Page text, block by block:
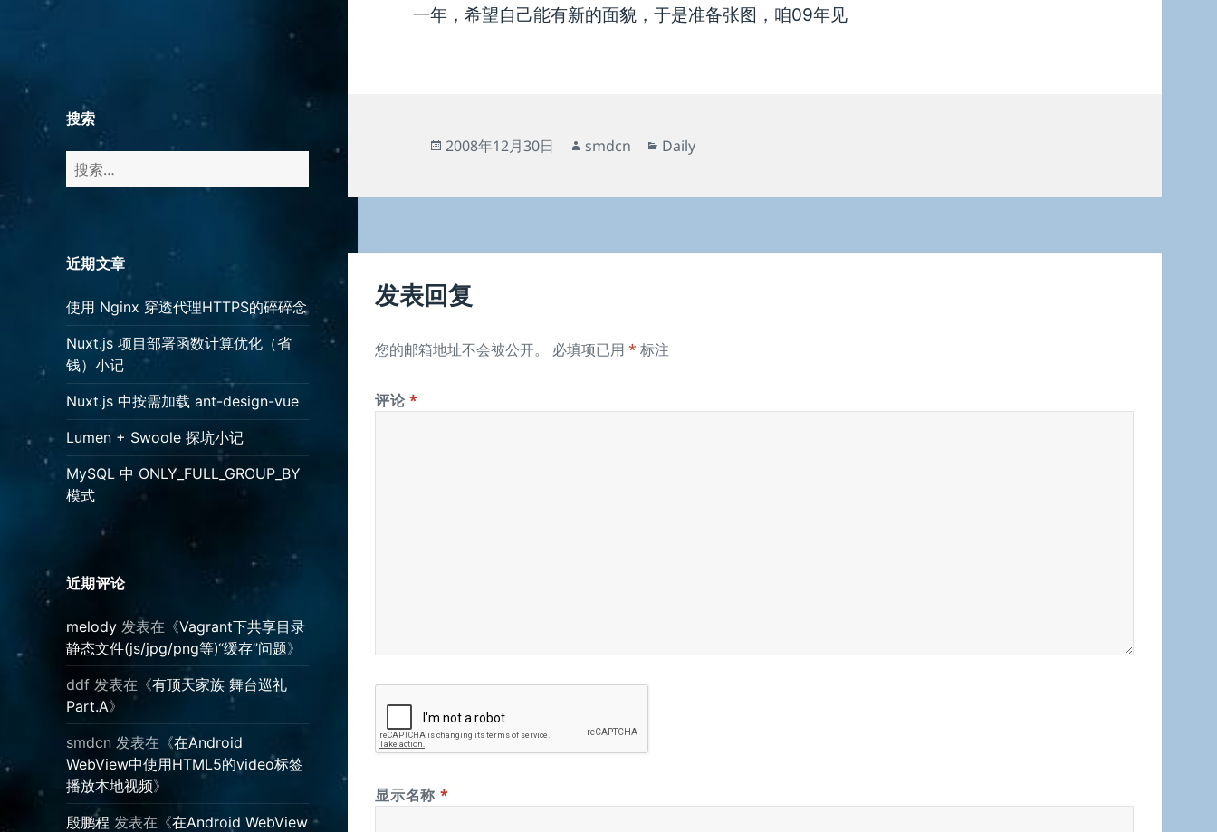
搜索
搜
索：
近期文章
使用 Nginx 穿透代理HTTPS的碎碎念
Nuxt.js 项目部署函数计算优化（省
钱）小记
Nuxt.js 中按需加载 ant-design-vue
Lumen + Swoole 探坑小记
MySQL 中 ONLY_FULL_GROUP_BY
模式
近期评论
melody发表在《Vagrant下共享目录
静态文件(js/jpg/png等)“缓存”问题》
ddf发表在《有顶天家族 舞台巡礼
Part.A》
smdcn 发表在《在Android
WebView中使用HTML5的video标签
播放本地视频》
殷鹏程 发表在《在Android WebView
一年，希望自己能有新的面貌，于是准备张图，咱09年见
发
2008年12月30日
作
smdcn
分
Daily
发表回复
您的邮箱地址不会被公开。 必填项已用* 标注
评论*
显示名称 *